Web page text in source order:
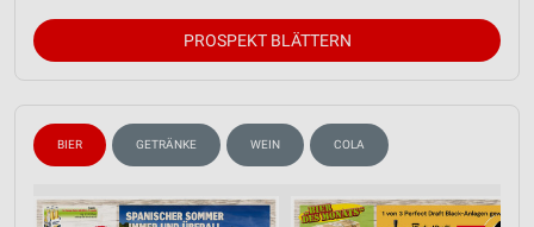
PROSPEKT BLÄTTERN
BIER GETRÄNKE WEIN COLA